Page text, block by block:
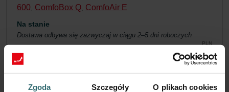
Zgoda Szczegóły O plikach cookies
600, ComfoBox Q, ComfoAir E
Na stanie
Dostawa odbywa się zazwyczaj w ciągu 2–5 dni roboczych
PLN
205.39
z VAT